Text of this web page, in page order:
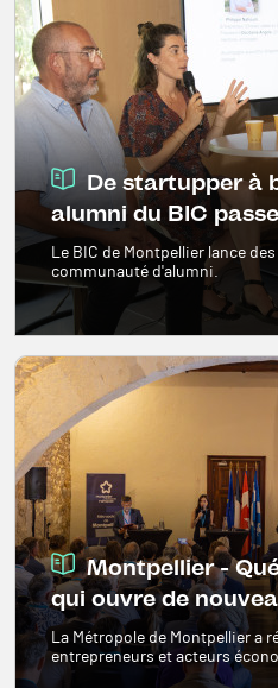
De startupper à
alumni du BIC
Le BIC de Montpellier lance
communauté d'alumni.
Image
Montpellier -
qui ouvre de
La Métropole de Montpellier a
entrepreneurs et acteurs